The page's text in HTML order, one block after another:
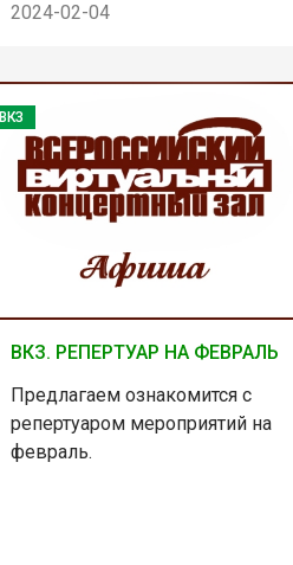
2024-02-04
ВКЗ
ВКЗ. РЕПЕРТУАР НА ФЕВРАЛЬ
Предлагаем ознакомится с
репертуаром мероприятий на
февраль.